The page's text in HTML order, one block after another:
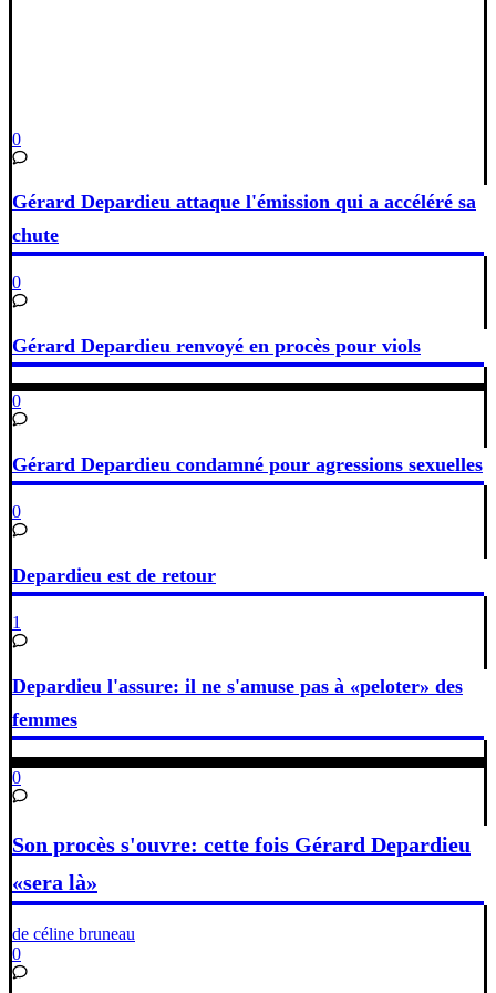
0
Gérard Depardieu attaque l'émission qui a accéléré sa
chute
0
Gérard Depardieu renvoyé en procès pour viols
0
Gérard Depardieu condamné pour agressions sexuelles
0
Depardieu est de retour
1
Depardieu l'assure: il ne s'amuse pas à «peloter» des
femmes
0
Son procès s'ouvre: cette fois Gérard Depardieu
«sera là»
de céline bruneau
0